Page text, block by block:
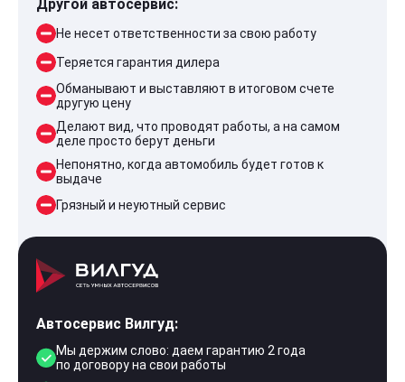
Другой автосервис:
Не несет ответственности за свою работу
Теряется гарантия дилера
Обманывают и выставляют в итоговом счете
другую цену
Делают вид, что проводят работы, а на самом
деле просто берут деньги
Непонятно, когда автомобиль будет готов к
выдаче
Грязный и неуютный сервис
Автосервис Вилгуд:
Мы держим слово: даем гарантию 2 года
по договору на свои работы